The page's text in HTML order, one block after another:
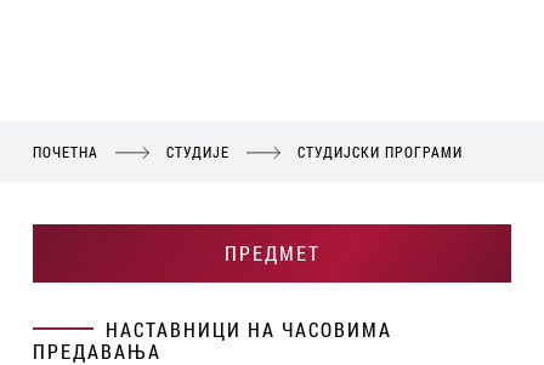
ПОЧЕТНА СТУДИЈЕ СТУДИЈСКИ ПРОГРАМИ
ПРЕДМЕТ
НАСТАВНИЦИ НА ЧАСОВИМА
ПРЕДАВАЊА